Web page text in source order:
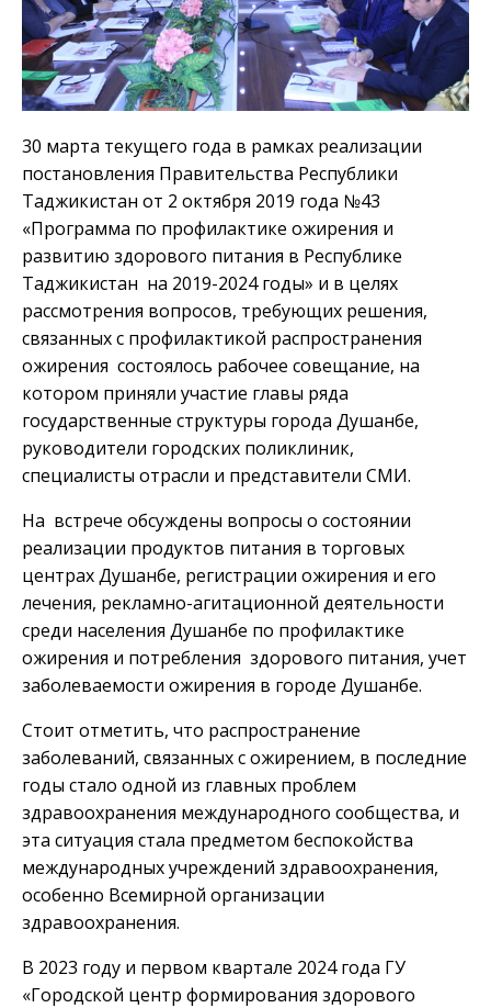
30 марта текущего года в рамках реализации
постановления Правительства Республики
Таджикистан от 2 октября 2019 года №43
«Программа по профилактике ожирения и
развитию здорового питания в Республике
Таджикистан на 2019-2024 годы» и в целях
рассмотрения вопросов, требующих решения,
связанных с профилактикой распространения
ожирения состоялось рабочее совещание, на
котором приняли участие главы ряда
государственные структуры города Душанбе,
руководители городских поликлиник,
специалисты отрасли и представители СМИ.
На встрече обсуждены вопросы о состоянии
реализации продуктов питания в торговых
центрах Душанбе, регистрации ожирения и его
лечения, рекламно-агитационной деятельности
среди населения Душанбе по профилактике
ожирения и потребления здорового питания, учет
заболеваемости ожирения в городе Душанбе.
Стоит отметить, что распространение
заболеваний, связанных с ожирением, в последние
годы стало одной из главных проблем
здравоохранения международного сообщества, и
эта ситуация стала предметом беспокойства
международных учреждений здравоохранения,
особенно Всемирной организации
здравоохранения.
В 2023 году и первом квартале 2024 года ГУ
«Городской центр формирования здорового